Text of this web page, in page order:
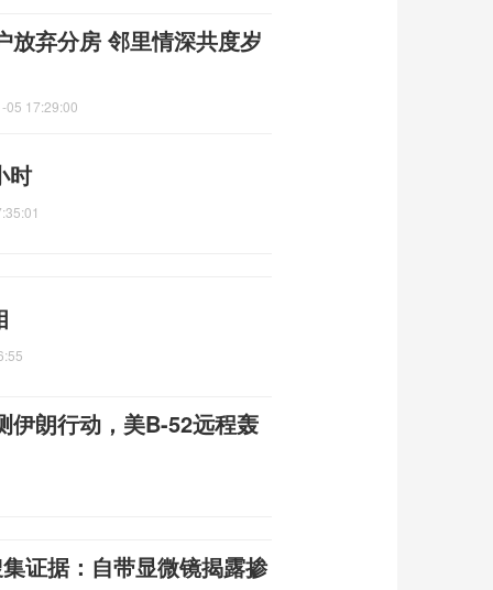
放弃分房 邻里情深共度岁
05 17:29:00
时
伊朗行动，美B-52远程轰
证据：自带显微镜揭露掺